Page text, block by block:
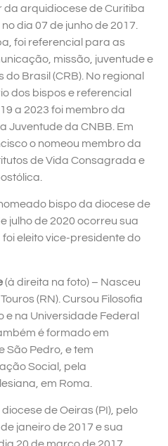
da arquidiocese de Curitiba
dia 07 de junho de 2017.
foi referencial para as
missão, juventude e
Brasil (CRB). No regional
dos bispos e referencial
a 2023 foi membro da
Juventude da CNBB. Em
o nomeou membro da
de Vida Consagrada e
bispo da diocese de
julho de 2020 ocorreu sua
eleito vice-presidente do
(à direita na foto) – Nasceu
(RN). Cursou Filosofia
e na Universidade Federal
é formado em
São Pedro, e tem
Social, pela
em Roma.
de Oeiras (PI), pelo
janeiro de 2017 e sua